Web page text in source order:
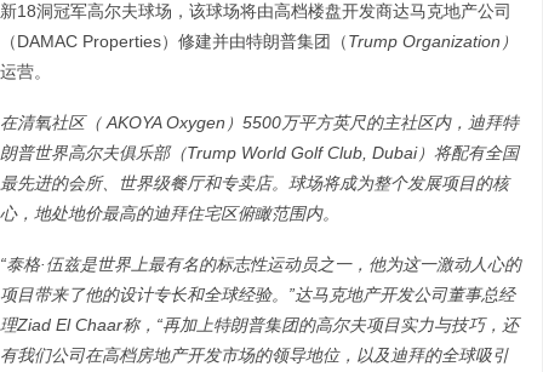
新18洞冠军高尔夫球场，该球场将由高档楼盘开发商达马克地产公司
（DAMAC Properties）修建并由特朗普集团（Trump Organization ）
运营。
在清氧社区（AKOYA Oxygen ） 5500万平方英尺的主社区内，迪拜特
朗普世界高尔夫俱乐部（Trump World Golf Club, Dubai）将配有全国
最先进的会所、世界级餐厅和专卖店。球场将成为整个发展项目的核
心，地处地价最高的迪拜住宅区俯瞰范围内。
“泰格·伍兹是世界上最有名的标志性运动员之一，他为这一激动人心的
项目带来了他的设计专长和全球经验。 ”达马克地产开发公司董事总经
理Ziad El Chaar称， “再加上特朗普集团的高尔夫项目实力与技巧，还
有我们公司在高档房地产开发市场的领导地位，以及迪拜的全球吸引